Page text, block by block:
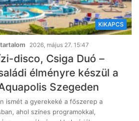
KIKAPCS
2026, május 27. 15:47
disco, Csiga Duó –
élményre készül a
Szegeden
ismét a gyerekeké a főszerep a
ahol színes programokkal,